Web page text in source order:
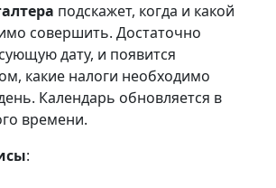
подскажет, когда и какой
совершить. Достаточно
дату, и появится
какие налоги необходимо
Календарь обновляется в
времени.
: